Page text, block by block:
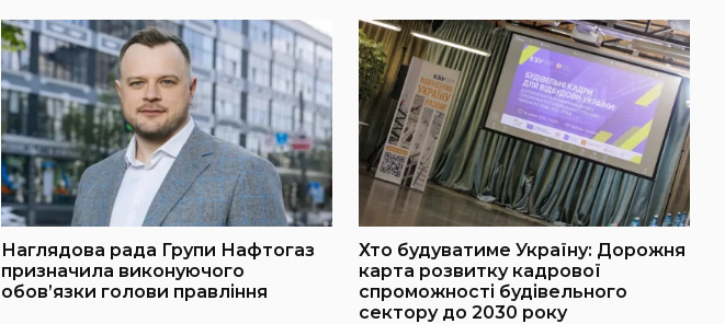
Наглядова рада Групи Нафтогаз
призначила виконуючого
обов’язки голови правління
Хто будуватиме Україну: Дорожня
карта розвитку кадрової
спроможності будівельного
сектору до 2030 року